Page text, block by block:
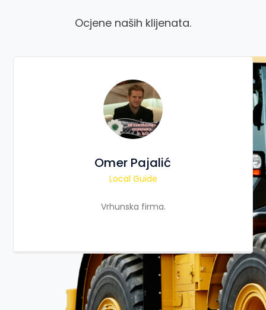
Ocjene naših klijenata.
Omer Pajalić
Local Guide
Vrhunska firma.